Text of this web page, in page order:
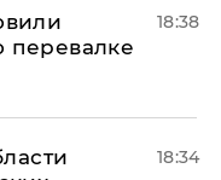
18:38
18:34